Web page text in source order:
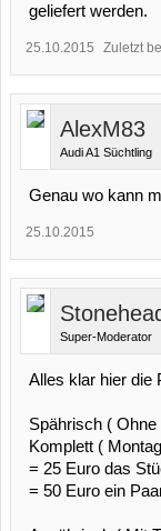
geliefert werden.
25.10.2015 Zuletzt
AlexM83
Audi A1 Süchtling
Genau wo kann
25.10.2015
Super-Moderator
Alles klar hier die
Spährisch (
Komplett (
= 25 Euro das
= 50 Euro ein